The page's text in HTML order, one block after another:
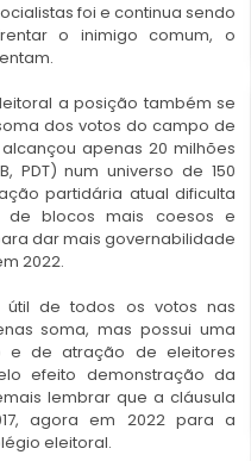
foi e continua sendo
o inimigo comum, o
a posição também se
dos votos do campo de
apenas 20 milhões
PDT) num universo de 150
partidária atual dificulta
de blocos mais coesos e
dar mais governabilidade
2022.
de todos os votos nas
soma, mas possui uma
e de atração de eleitores
efeito demonstração da
lembrar que a cláusula
agora em 2022 para a
eleitoral.